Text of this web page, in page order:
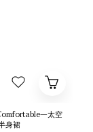
太空
身裙